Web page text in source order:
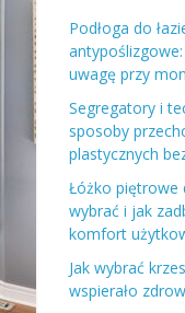
Podłoga do
uwagę przy
Segregatory i
sposoby
plastycznych
Łóżko piętrowe
wybrać i jak
komfort
Jak wybrać
wspierało